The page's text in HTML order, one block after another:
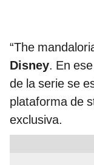
“The
Disney. En
de la serie se
plataforma de
exclusiva.